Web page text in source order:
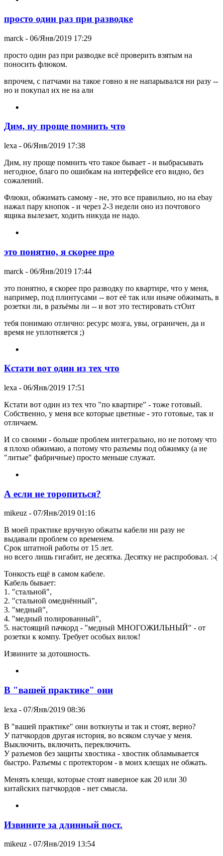
просто один раз при разводке
marck - 06/Янв/2019 17:29
просто один раз при разводке всё проверить взятым на
поносить флюком.
впрочем, с патчами на такое говно я не напарывался ни разу --
но и покупал их не на али
Дим, ну проще помнить что
lexa - 06/Янв/2019 17:38
Дим, ну проще помнить что такое бывает - и выбрасывать
негодное, благо по ошибкам на интерфейсе его видно, без
сожалений.
Флюки, обжимать самому - не, это все правильно, но на ebay
нажал пару кнопок - и через 2-3 недели оно из почтового
ящика вылезает, ходить никуда не надо.
это понятно, я скорее про
marck - 06/Янв/2019 17:44
это понятно, я скорее про разводку по квартире, что у меня,
например, под плинтусами -- вот её так или иначе обжимать, в
розетки ли, в разъёмы ли -- и вот это тестировать стОит
тебя понимаю отлично: ресурс мозга, увы, ограничен, да и
время не уплотняется ;)
Кстати вот один из тех что
lexa - 06/Янв/2019 17:51
Кстати вот один из тех что "по квартире" - тоже готовый.
Собственно, у меня все которые цветные - это готовые, так и
отличаем.
И со своими - больше проблем интегрально, но не потому что
я плохо обжимаю, а потому что разъемы под обжимку (а не
"литые" фабричные) просто меньше служат.
А если не торопиться?
mikeuz - 07/Янв/2019 01:16
В моей практике вручную обжаты кабели ни разу не
выдавали проблем со временем.
Срок штатной работы от 15 лет.
но всего лишь гигабит, не десятка. Десятку не распробовал. :-(
Тонкость ещё в самом кабеле.
Кабель бывает:
1. "стальной",
2. "стальной омеднённый",
3. "медный",
4. "медный полированный",
5. настоящий пачкорд - "медный МНОГОЖИЛЬНЫЙ" - от
розетки к компу. Требует особых вилок!
Извините за дотошность.
В "вашей практике" они
lexa - 07/Янв/2019 08:36
В "вашей практике" они воткнуты и так и стоят, верно?
У патчкордов другая история, во всяком случае у меня.
Выключить, включить, переключить.
У разъемов без защиты хвостика - хвостик обламывается
быстро. Разъемы с протектором - в моих клещах не обжать.
Менять клещи, которые стоят наверное как 20 или 30
китайских патчкордов - нет смысла.
Извините за длинный пост.
mikeuz - 07/Янв/2019 13:54